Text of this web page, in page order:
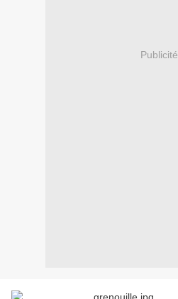
Publicité